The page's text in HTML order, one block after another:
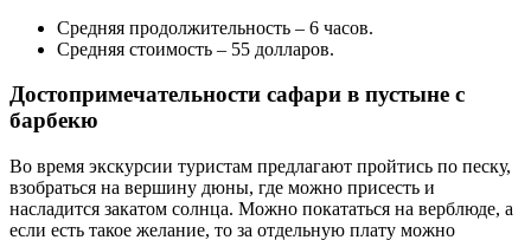
Средняя продолжительность – 6 часов.
Средняя стоимость – 55 долларов.
Достопримечательности сафари в пустыне с
барбекю
Во время экскурсии туристам предлагают пройтись по песку,
взобраться на вершину дюны, где можно присесть и
насладится закатом солнца. Можно покататься на верблюде, а
если есть такое желание, то за отдельную плату можно